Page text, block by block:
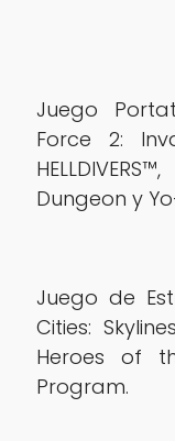
Juego
Force 2:
Dungeon y
Juego de
Cities:
Heroes of
Program.